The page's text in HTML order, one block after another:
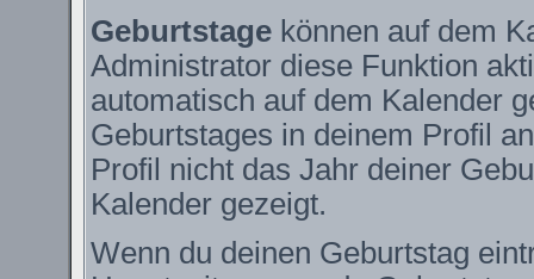
Geburtstagekönnen auf dem
Administrator diese Funktion
automatisch auf dem Kalender
Geburtstages in deinem Profil
Profil nicht das Jahr deiner
Kalender gezeigt.
Wenn du deinen Geburtstag